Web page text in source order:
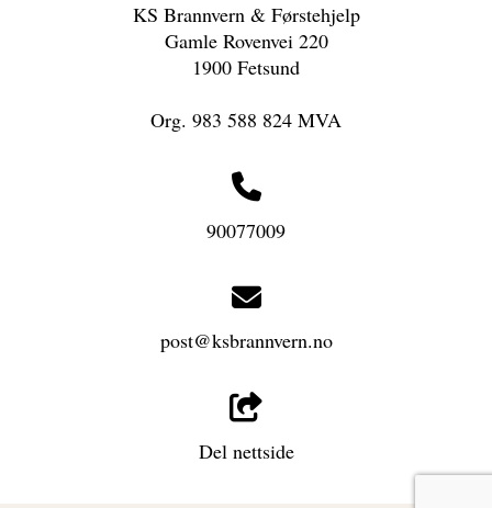
KS Brannvern & Førstehjelp
Gamle Rovenvei 220
1900 Fetsund
Org. 983 588 824 MVA
90077009
post@ksbrannvern.no
Del nettside